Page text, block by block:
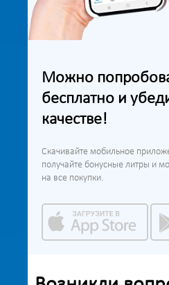
Можно
бесплатно и
качестве!
Скачивайте мобильное
получайте бонусные литры и
на все покупки.